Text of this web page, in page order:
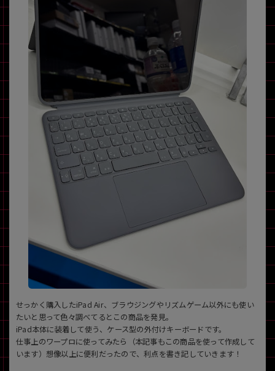
せっかく購入したiPad Air、ブラウジングやリズムゲーム以外にも使い
たいと思って色々調べてるとこの商品を発見。
iPad本体に装着して使う、ケース型の外付けキーボードです。
仕事上のワープロに使ってみたら（本記事もこの商品を使って作成して
います）想像以上に便利だったので、利点を書き記していきます！
メモリ
~
~
モニタサイズ
~
円
各項目のチェックボックスは「or検索」となります。
ただし機能別のみ「and検索」となります。